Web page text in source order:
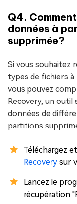
Q4.
données à
supprimée?
Si vous souhaitez
types de fichiers
vous pouvez
Recovery, un outil
données de
partitions
Téléchargez
Recovery sur
Lancez le
récupération